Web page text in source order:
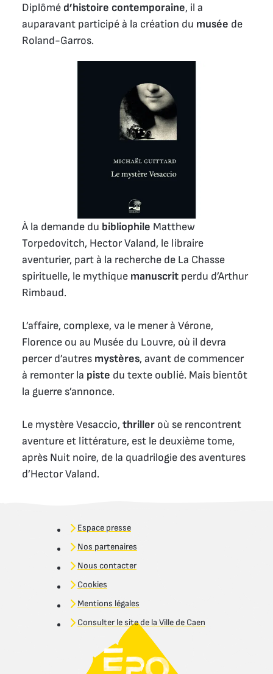
Diplômé d’histoire contemporaine, il a
auparavant participé à la création du musée de
Roland-Garros.
À la demande du bibliophile Matthew
Torpedovitch, Hector Valand, le libraire
aventurier, part à la recherche de La Chasse
spirituelle, le mythique manuscrit perdu d’Arthur
Rimbaud.
L’affaire, complexe, va le mener à Vérone,
Florence ou au Musée du Louvre, où il devra
percer d’autres mystères, avant de commencer
à remonter la piste du texte oublié. Mais bientôt
la guerre s’annonce.
Le mystère Vesaccio, thriller où se rencontrent
aventure et littérature, est le deuxième tome,
après Nuit noire, de la quadrilogie des aventures
d’Hector Valand.
Espace presse
Nos partenaires
Nous contacter
Cookies
Mentions légales
Consulter le site de la Ville de Caen